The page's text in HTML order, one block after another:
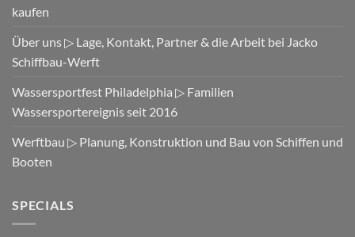
kaufen
Über uns ▷ Lage, Kontakt, Partner & die Arbeit bei Jacko
Schiffbau-Werft
Wassersportfest Philadelphia ▷ Familien
Wassersportereignis seit 2016
Werftbau ▷ Planung, Konstruktion und Bau von Schiffen und
Booten
SPECIALS